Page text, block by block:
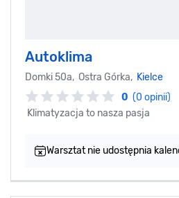
Autoklima
Domki 50a, Ostra Górka, Kielce
0 (0 opinii)
Klimatyzacja to nasza pasja
Warsztat nie udostępnia